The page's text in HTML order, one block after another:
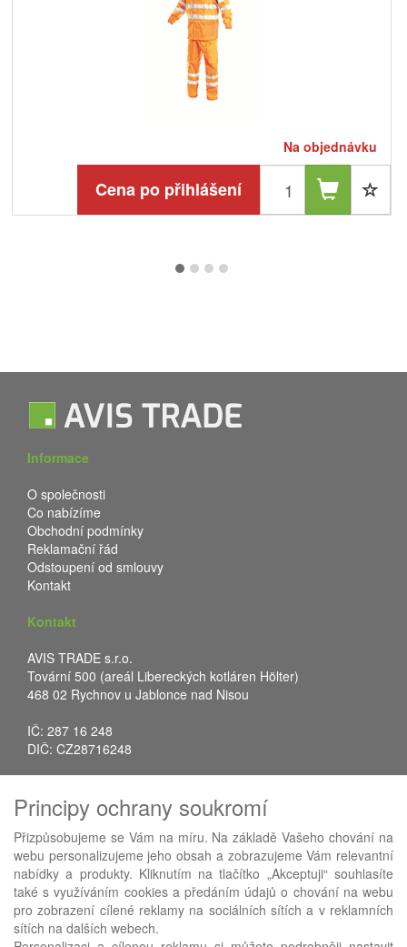
Na objednávku
Cena po přihlášení
Informace
O společnosti
Co nabízíme
Obchodní podmínky
Reklamační řád
Odstoupení od smlouvy
Kontakt
Kontakt
AVIS TRADE s.r.o.
Tovární 500 (areál Libereckých kotláren Hölter)
468 02 Rychnov u Jablonce nad Nisou
IČ: 287 16 248
DIČ: CZ28716248
Fax: +420 483 034 590
E-mail:info@avistrade.cz
Web:www.avistrade.cz
Principy ochrany soukromí
Přizpůsobujeme se Vám na míru. Na základě Vašeho chování na
webu personalizujeme jeho obsah a zobrazujeme Vám relevantní
nabídky a produkty. Kliknutím na tlačítko „Akceptuji“ souhlasíte
také s využíváním cookies a předáním údajů o chování na webu
pro zobrazení cílené reklamy na sociálních sítích a v reklamních
sítích na dalších webech.